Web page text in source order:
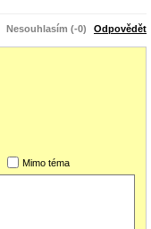
Nesouhlasím (-0) Odpovědět
Mimo téma